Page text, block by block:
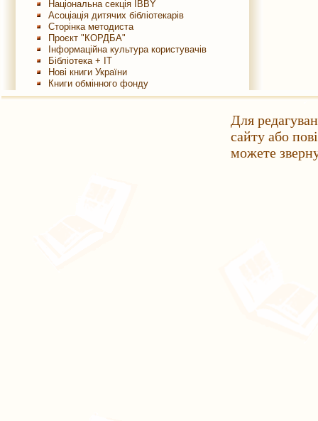
Національна секція IBBY
Асоціація дитячих бібліотекарів
Сторінка методиста
Проєкт "КОРДБА"
Інформаційна культура користувачів
Бібліотека + IT
Нові книги України
Книги обмінного фонду
Для
сайту або
можете